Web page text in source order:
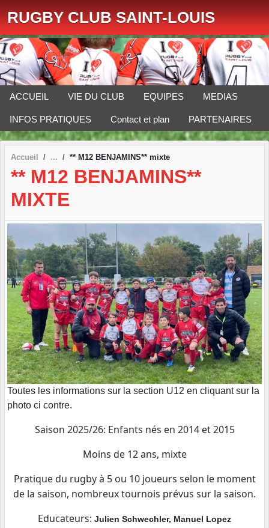
RUGBY CLUB SAINT-LOUIS
ACCUEIL VIE DU CLUB EQUIPES MEDIAS
INFOS PRATIQUES Contact et plan PARTENAIRES
Accueil ** M12 BENJAMINS** mixte
** M12 BENJAMINS**
MIXTE
Toutes les informations sur la section U12 en cliquant sur la
photo ci contre.
Saison 2025/26: Enfants nés en 2014 et 2015
Moins de 12 ans, mixte
Pratique du rugby à 5 ou 10 joueurs selon le moment
de la saison, nombreux tournois prévus sur la saison.
Educateurs: Julien Schwechler, Manuel Lopez